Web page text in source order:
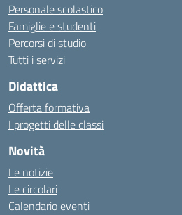
Personale scolastico
Famiglie e studenti
Percorsi di studio
Tutti i servizi
Didattica
Offerta formativa
I progetti delle classi
Novità
Le notizie
Le circolari
Calendario eventi